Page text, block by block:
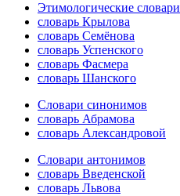
Этимологические словари
словарь Крылова
словарь Семёнова
словарь Успенского
словарь Фасмера
словарь Шанского
Словари синонимов
словарь Абрамова
словарь Александровой
Словари антонимов
словарь Введенской
словарь Львова